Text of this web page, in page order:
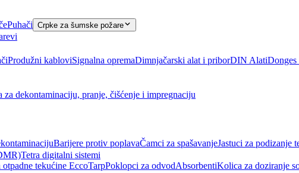
Puhači Crpke za šumske požare
Produžni kabloviSignalna opremaDimnjačarski alat i priborDIN AlatiDonges
za dekontaminaciju, pranje, čišćenje i impregnaciju
Barijere protiv poplavaČamci za spašavanjeJastuci za podizanje
Tetra digitalni sistemi
otpadne tekućine EccoTarpPoklopci za odvodAbsorbentiKolica za doziranje